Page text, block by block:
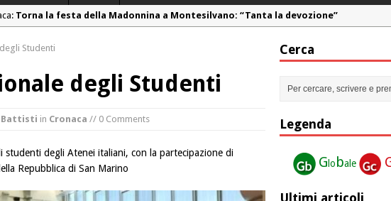
Torna la festa della Madonnina a Montesilvano: “Tanta la devozione”
Torna la festa di Sant’Andrea: “Chiediamogli di legarci al bene”
“Chiediamo al Signore di capire ciò che è buono, giusto e santo per la nostra vita”
Fine vita: la Chiesa Cattolica inglese si mobilita contro il suicidio assistito
Studenti
degli Studenti
Battisti in Cronaca // 0 Comments
degli Atenei italiani, con la partecipazione di
Repubblica di San Marino
Cerca
Legenda
G lobale
Ultimi articoli